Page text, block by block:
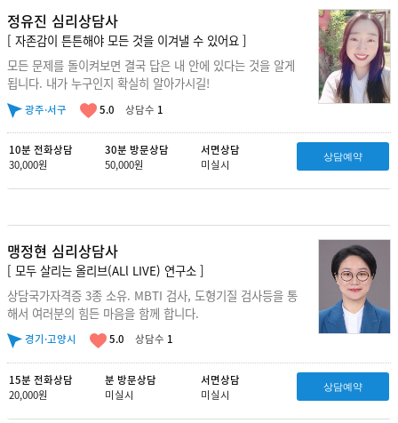
정유진 심리상담사
[ 자존감이 튼튼해야 모든 것을 이겨낼 수 있어요 ]
모든 문제를 돌이켜보면 결국 답은 내 안에 있다는 것을 알게
됩니다. 내가 누구인지 확실히 알아가시길!
광주·서구 5.0 상담수 1
10분 전화상담
30,000원
30분 방문상담
50,000원
서면상담
미실시
상담예약
맹정현 심리상담사
[ 모두 살리는 올리브(ALl LIVE) 연구소 ]
상담국가자격증 3종 소유. MBTI 검사, 도형기질 검사등을 통
해서 여러분의 힘든 마음을 함께 합니다.
경기·고양시 5.0 상담수 1
15분 전화상담
20,000원
분 방문상담
미실시
서면상담
미실시
상담예약